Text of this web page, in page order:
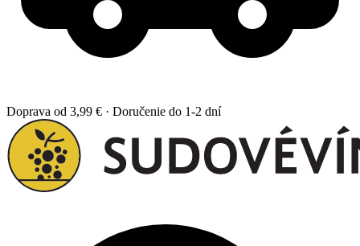
Doprava od 3,99 € · Doručenie do 1-2 dní